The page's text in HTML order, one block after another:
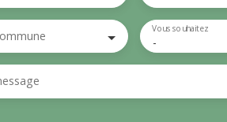
-
Vous souhaitez